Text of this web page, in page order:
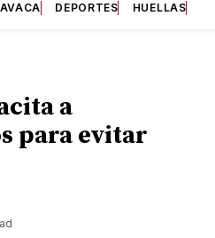
DEPORTES HUELLAS
a
para evitar